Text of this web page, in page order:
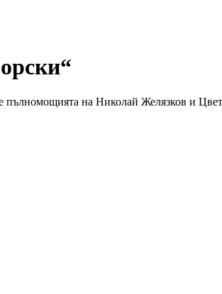
пълномощията на Николай Желязков и